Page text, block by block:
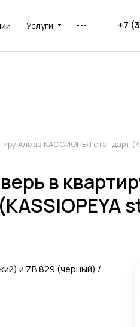
Услуги +7
Алмаз КАССИОПЕЯ стандарт
в
и ZB 829 (черный) /